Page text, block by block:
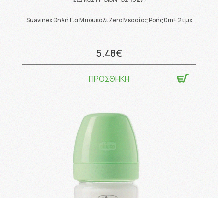
Suavinex Θηλή Για Μπουκάλι Zero Μεσαίας Ροής 0m+ 2τμχ
5.48€
ΠΡΟΣΘΗΚΗ